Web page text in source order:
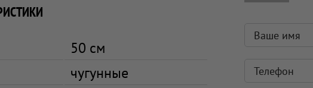
50 см
чугунные